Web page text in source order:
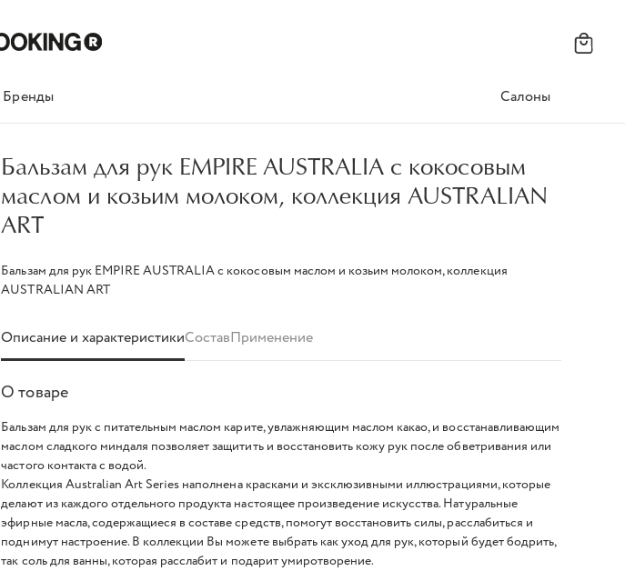
Бренды Салоны
Бальзам для рук EMPIRE AUSTRALIA с кокосовым
маслом и козьим молоком, коллекция AUSTRALIAN
ART
Бальзам для рук EMPIRE AUSTRALIA с кокосовым маслом и козьим молоком, коллекция
AUSTRALIAN ART
Описание и характеристикиСоставПрименение
О товаре
Бальзам для рук с питательным маслом карите, увлажняющим маслом какао, и восстанавливающим
маслом сладкого миндаля позволяет защитить и восстановить кожу рук после обветривания или
частого контакта с водой.
Коллекция Australian Art Series наполнена красками и эксклюзивными иллюстрациями, которые
делают из каждого отдельного продукта настоящее произведение искусства. Натуральные
эфирные масла, содержащиеся в составе средств, помогут восстановить силы, расслабиться и
поднимут настроение. В коллекции Вы можете выбрать как уход для рук, который будет бодрить,
так соль для ванны, которая расслабит и подарит умиротворение.